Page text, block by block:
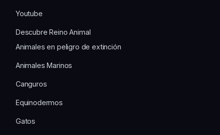
Youtube
Descubre Reino Animal
Animales en peligro de extinción
Animales Marinos
Canguros
Equinodermos
Gatos